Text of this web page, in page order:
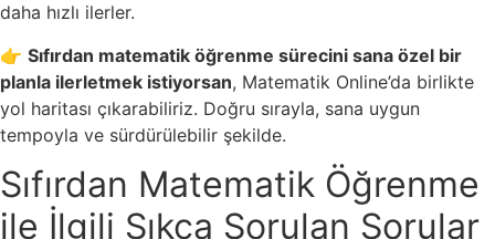
daha hızlı ilerler.
👉 Sıfırdan matematik öğrenme sürecini sana özel bir
planla ilerletmek istiyorsan, Matematik Online’da birlikte
yol haritası çıkarabiliriz. Doğru sırayla, sana uygun
tempoyla ve sürdürülebilir şekilde.
Sıfırdan Matematik Öğrenme
ile İlgili Sıkça Sorulan Sorular